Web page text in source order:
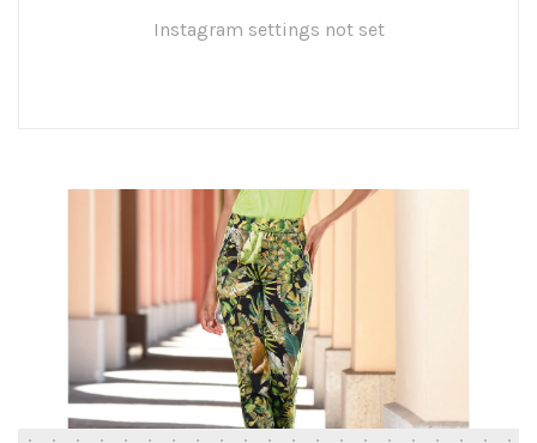
Instagram settings not set